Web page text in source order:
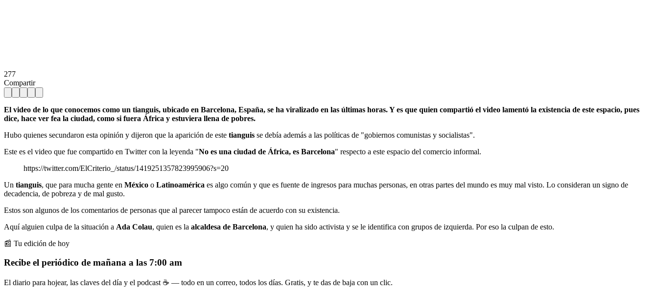
277
Compartir
El video de lo que conocemos como un tianguis, ubicado en Barcelona, España, se ha viralizado en las últimas horas. Y es que quien compartió el video lamentó la existencia de este espacio, pues
dice, hace ver fea la ciudad, como si fuera África y estuviera llena de pobres.
Hubo quienes secundaron esta opinión y dijeron que la aparición de este tianguis se debía además a las políticas de "gobiernos comunistas y socialistas".
Este es el video que fue compartido en Twitter con la leyenda "No es una ciudad de África, es Barcelona" respecto a este espacio del comercio informal.
https://twitter.com/ElCriterio_/status/1419251357823995906?s=20
Un tianguis, que para mucha gente en México o Latinoamérica es algo común y que es fuente de ingresos para muchas personas, en otras partes del mundo es muy mal visto. Lo consideran un signo de
decadencia, de pobreza y de mal gusto.
Estos son algunos de los comentarios de personas que al parecer tampoco están de acuerdo con su existencia.
Aquí alguien culpa de la situación a Ada Colau, quien es la alcaldesa de Barcelona, y quien ha sido activista y se le identifica con grupos de izquierda. Por eso la culpan de esto.
📰 Tu edición de hoy
Recibe el periódico de mañana a las 7:00 am
El diario para hojear, las claves del día y el podcast ☕ — todo en un correo, todos los días. Gratis, y te das de baja con un clic.